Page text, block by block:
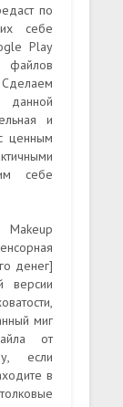
по
себе
Play
файлов
и
ценным
себе
Makeup
денег]
версии
миг
от
если
в